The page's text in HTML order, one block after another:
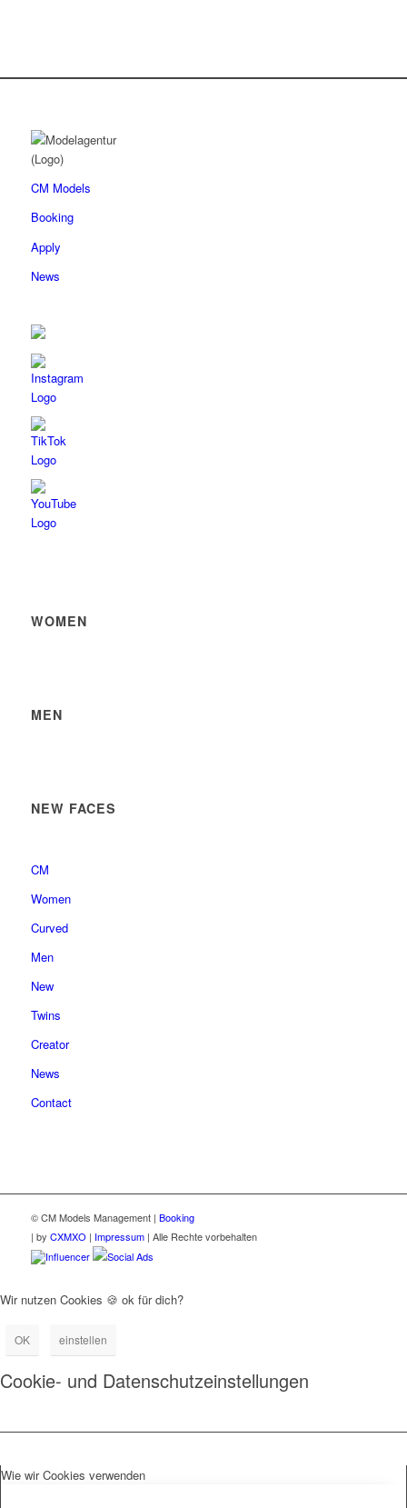
CM Models
Booking
Apply
News
WOMEN
MEN
NEW FACES
CM
Women
Curved
Men
New
Twins
Creator
News
Contact
© CM Models Management | Booking
| by CXMXO | Impressum| Alle Rechte vorbehalten
Influencer
Social Ads
Wir nutzen Cookies 🍪 ok für dich?
OK einstellen
Cookie- und Datenschutzeinstellungen
Wie wir Cookies verwenden